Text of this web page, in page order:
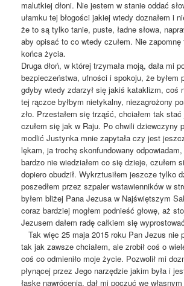
malutkiej dłoni. Nie jestem w stanie oddać
ułamku tej błogości jakiej wtedy doznałem i
że to są tylko tanie, puste, ładne słowa,
aby opisać to co wtedy czułem. Nie
końca życia.
Druga dłoń, w której trzymała moją, dała mi
bezpieczeństwa, ufności i spokoju, że byłem
gdyby wtedy zdarzył się jakiś kataklizm, coś
tej rączce byłbym nietykalny, niezagrożony
zło. Przestałem się trząść, chciałem tak
czułem się jak w Raju. Po chwili dziewczyny
modlić Justynka mnie zapytała czy jest
lękam, ja trochę skonfundowany
bardzo nie wiedziałem co się dzieje, czułem
dopiero obudził. Wykrztusiłem jeszcze tylko
poszedłem przez szpaler wstawienników w
byłem bliżej Pana Jezusa w Najświętszym
coraz bardziej mogłem podnieść głowę, aż
Jezusem dałem radę całkiem się
Tak więc 25 maja 2015 roku Pan Jezus nie
tak jak zawsze chciałem, ale zrobił coś o
coś co odmieniło moje życie. Pozwolił mi
płynącej przez Jego narzędzie jakim była i
łaskę nawrócenia, dał mi poczuć we